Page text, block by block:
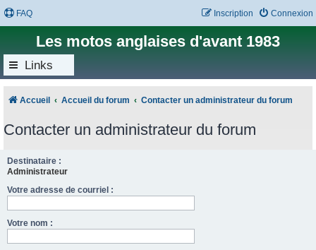
FAQ Connexion
Inscription
Les motos anglaises d'avant 1983
Links
Accueil Accueil du forum Contacter un administrateur du forum
Contacter un administrateur du forum
Destinataire :
Administrateur
Votre adresse de courriel :
Votre nom :